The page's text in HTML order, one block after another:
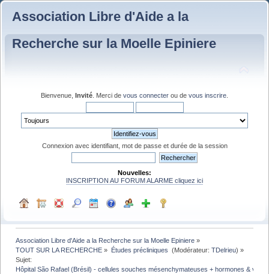
Association Libre d'Aide a la
Recherche sur la Moelle Epiniere
Bienvenue, Invité . Merci de vous connecter ou de vous inscrire
Connexion avec identifiant, mot de passe et durée de la session
Nouvelles:
INSCRIPTION AU FORUM ALARME cliquez ici
Association Libre d'Aide a la Recherche sur la Moelle Epiniere »
TOUT SUR LA RECHERCHE » Études précliniques (Modérateur: TDelrieu) »
Sujet:
Hôpital São Rafael (Brésil) - cellules souches mésenchymateuses + hormones & vit